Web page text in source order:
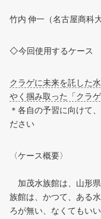
竹内 伸一（名古屋商科
◇今回使用するケース
クラゲに未来を託した
やく掴み取った「クラ
＊各自の予習に向けて
ださい
〈ケース概要〉
加茂水族館は、山形
族館は、かつて、ある
ろが無い、なくてもい